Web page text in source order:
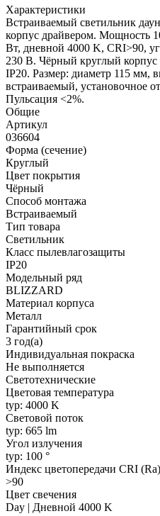
Характеристики
Встраиваемый светильник
корпус драйвером. Мощность
Вт, дневной 4000 K, CRI>90,
230 В. Чёрный круглый
IP20. Размер: диаметр 115 мм,
встраиваемый, установочное
Пульсация <2%.
Общие
Артикул
036604
Форма (сечение)
Круглый
Цвет покрытия
Чёрный
Способ монтажа
Встраиваемый
Тип товара
Светильник
Класс пылевлагозащиты
IP20
Модельный ряд
BLIZZARD
Материал корпуса
Металл
Гарантийный срок
3 год(а)
Индивидуальная покраска
Не выполняется
Светотехнические
Цветовая температура
typ: 4000 K
Световой поток
typ: 665 lm
Угол излучения
typ: 100 °
Индекс цветопередачи CRI (Ra)
>90
Цвет свечения
Day | Дневной 4000 K